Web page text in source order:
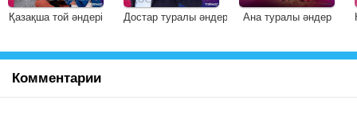
Қазақша той әндері Достар туралы әндер Ана туралы әндер
Комментарии